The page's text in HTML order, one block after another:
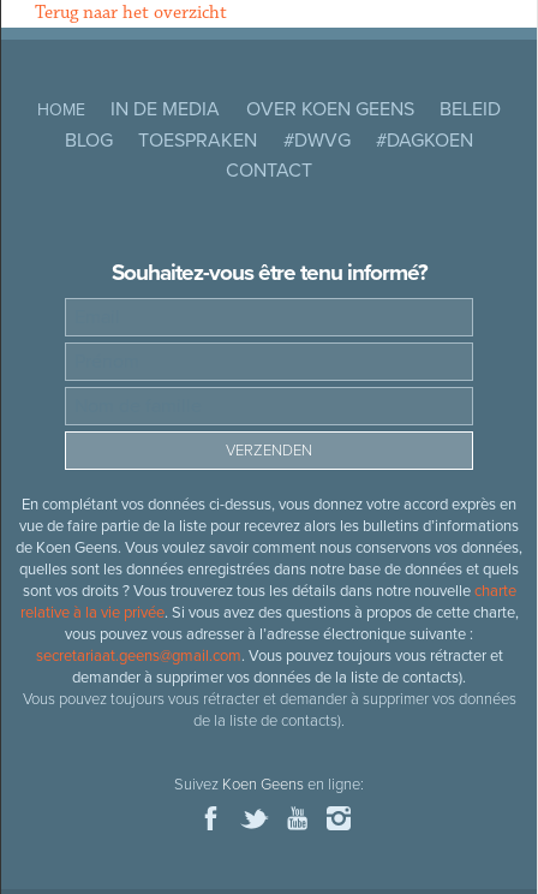
Terug naar het overzicht
HOME IN DE MEDIA OVER KOEN GEENS
BELEID
BLOG
TOESPRAKEN #DWVG
#DAGKOEN
CONTACT
Souhaitez-vous être tenu informé?
En complétant vos données ci-dessus, vous donnez votre accord exprès en
vue de faire partie de la liste pour recevrez alors les bulletins d’informations
de Koen Geens. Vous voulez savoir comment nous conservons vos données,
quelles sont les données enregistrées dans notre base de données et quels
sont vos droits ? Vous trouverez tous les détails dans notre nouvellecharte
relative à la vie privée. Si vous avez des questions à propos de cette charte,
vous pouvez vous adresser à l’adresse électronique suivante :
secretariaat.geens@gmail.com. Vous pouvez toujours vous rétracter et
demander à supprimer vos données de la liste de contacts).
Vous pouvez toujours vous rétracter et demander à supprimer vos données
de la liste de contacts).
Suivez Koen Geensen ligne: